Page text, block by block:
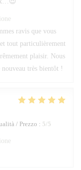
ravis que vous
tout particulièrement
plaisir. Nous
très bientôt !
/ Prezzo : 5/5